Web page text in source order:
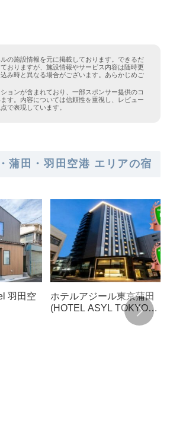
の施設情報を元に掲載しております。できるだ
おりますが、施設情報やサービス内容は随時更
み時と異なる場合がございます。あらかじめご
ョンが含まれており、一部スポンサー提供のコ
す。内容については信頼性を重視し、レビュー
で表現しています。
蒲田・羽田空港 エリアの宿
羽田空
ホテルアジール東京蒲田
(HOTEL ASYL TOKYO